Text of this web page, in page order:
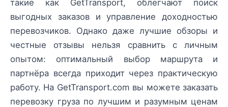
такие как GetTransport, облегчают поиск
выгодных заказов и управление доходностью
перевозчиков. Однако даже лучшие обзоры и
честные отзывы нельзя сравнить с личным
опытом: оптимальный выбор маршрута и
партнёра всегда приходит через практическую
работу. На GetTransport.com вы можете заказать
перевозку груза по лучшим и разумным ценам